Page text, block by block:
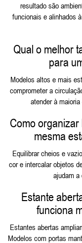
resultado são
funcionais e alinhados
Qual o melhor
para
Modelos altos e mais
comprometer a
atender à
Como
mesma
Equilibrar cheios e
cor e intercalar objetos
ajudam a
Estante
funciona
Estantes abertas
Modelos com portas